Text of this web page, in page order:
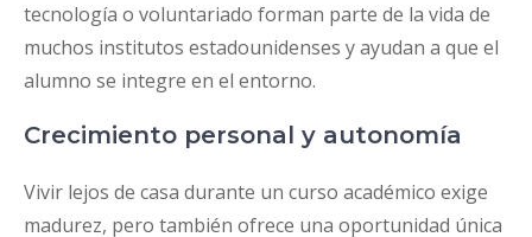
tecnología o voluntariado forman parte de la vida de
muchos institutos estadounidenses y ayudan a que el
alumno se integre en el entorno.
Crecimiento personal y autonomía
Vivir lejos de casa durante un curso académico exige
madurez, pero también ofrece una oportunidad única